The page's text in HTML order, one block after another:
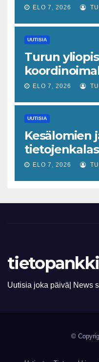
ELO 7, 2026
UUTISIA
Turun
varhaiseen
ELO 7, 2026
UUTISIA
Kesälomien
lisääntyvät
ELO 7, 2026
Uutisia joka päivä| News
©